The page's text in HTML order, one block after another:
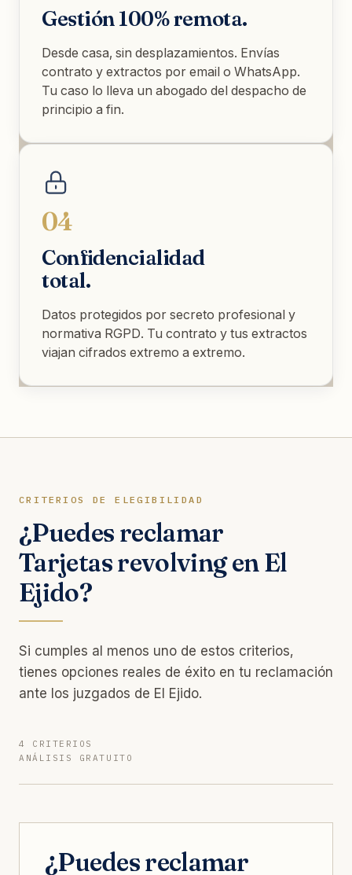
Gestión 100% remota.
Desde casa, sin desplazamientos. Envías
contrato y extractos por email o WhatsApp.
Tu caso lo lleva un abogado del despacho de
principio a fin.
04
Confidencialidad
total.
Datos protegidos por secreto profesional y
normativa RGPD. Tu contrato y tus extractos
viajan cifrados extremo a extremo.
CRITERIOS DE ELEGIBILIDAD
¿Puedes reclamar
Tarjetas revolving en El
Ejido?
Si cumples al menos uno de estos criterios,
tienes opciones reales de éxito en tu reclamación
ante los juzgados de El Ejido.
4 CRITERIOS
ANÁLISIS GRATUITO
¿Puedes reclamar